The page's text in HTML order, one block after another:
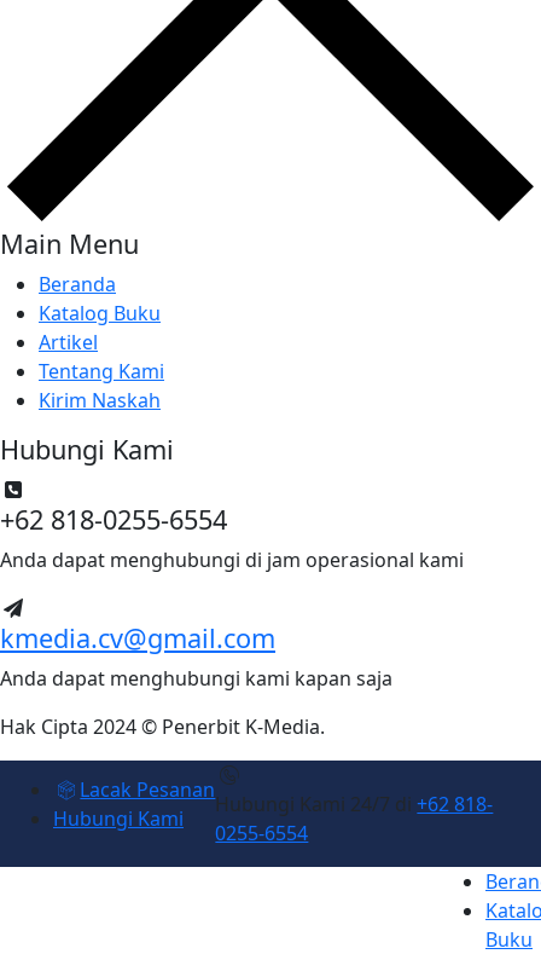
Main Menu
Beranda
Katalog Buku
Artikel
Tentang Kami
Kirim Naskah
Hubungi Kami
+62 818-0255-6554
Anda dapat menghubungi di jam operasional kami
kmedia.cv@gmail.com
Anda dapat menghubungi kami kapan saja
Hak Cipta 2024 © Penerbit K-Media.
Lacak Pesanan
Hubungi Kami
Hubungi Kami 24/7 di+62 818-
0255-6554
Buku